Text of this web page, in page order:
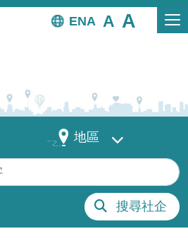
EN
地區 地區
搜尋社企